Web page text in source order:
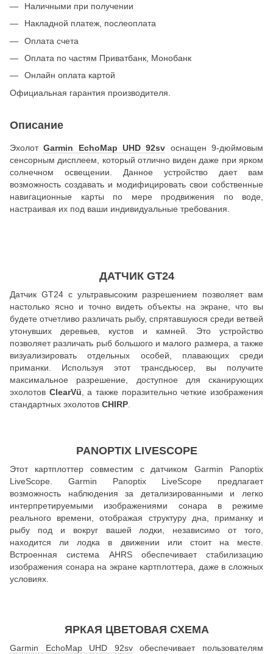
Наличными при получении
Накладной платеж, послеоплата
Оплата счета
Оплата по частям Приватбанк, Монобанк
Онлайн оплата картой
Официальная гарантия производителя.
Описание
ЭхолотGarmin EchoMap UHD 92sv оснащен 9-дюймовым
сенсорным дисплеем, который отлично виден даже при ярком
солнечном освещении. Данное устройство дает вам
возможность создавать и модифицировать свои собственные
навигационные карты по мере продвижения по воде,
настраивая их под ваши индивидуальные требования.
ДАТЧИК GT24
Датчик GT24 с ультравысоким разрешением позволяет вам
настолько ясно и точно видеть объекты на экране, что вы
будете отчетливо различать рыбу, спрятавшуюся среди ветвей
утонувших деревьев, кустов и камней. Это устройство
позволяет различать рыб большого и малого размера, а также
визуализировать отдельных особей, плавающих среди
приманки. Используя этот трансдьюсер, вы получите
максимальное разрешение, доступное для сканирующих
эхолотов ClearVü , а также поразительно четкие изображения
стандартных эхолотов CHIRP
PANOPTIX LIVESCOPE
Этот картплоттер совместим с датчиком Garmin Panoptix
LiveScope. Garmin Panoptix LiveScope предлагает
возможность наблюдения за детализированными и легко
интерпретируемыми изображениями сонара в режиме
реального времени, отображая структуру дна, приманку и
рыбу под и вокруг вашей лодки, независимо от того,
находится ли лодка в движении или стоит на месте.
Встроенная система AHRS обеспечивает стабилизацию
изображения сонара на экране картплоттера, даже в сложных
условиях.
ЯРКАЯ ЦВЕТОВАЯ СХЕМА
Garmin EchoMap UHD 92svобеспечивает пользователям